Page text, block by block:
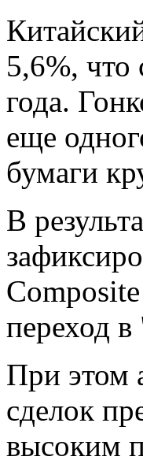
5,6%,
года.
еще
бумаги
В
переход
При этом
сделок
высоким